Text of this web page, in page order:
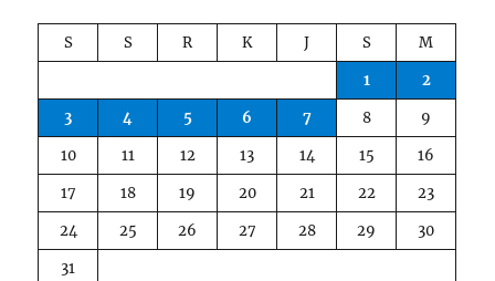
S S R K J S
M
1
2
3
4 5 6 7 8
9
10
11 12 13 14 15
16
17
18 19 20 21 22
23
24
25 26 27 28 29
30
31